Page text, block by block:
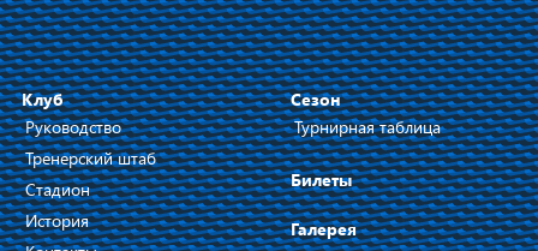
Клуб
Руководство
Тренерский штаб
Стадион
История
Сезон
Турнирная таблица
Билеты
Галерея